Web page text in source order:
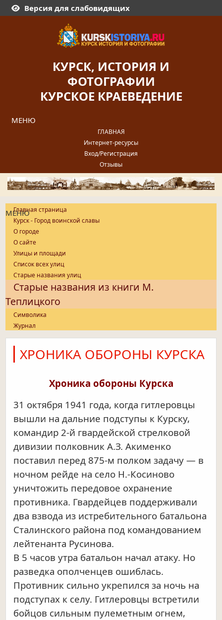
Версия для слабовидящих
КУРСК, ИСТОРИЯ И
ФОТОГРАФИИ
КУРСКОЕ КРАЕВЕДЕНИЕ
МЕНЮ
ГЛАВНАЯ
Интернет-ресурсы
Вход/Регистрация
Отзывы
МЕНЮ
Главная страница
Курск - Город воинской славы
О городе
О сайте
Улицы и площади
Список всех улиц
Старые названия улиц
Старые названия из книги М.
Теплицкого
Символика
Журнал
ХРОНИКА ОБОРОНЫ КУРСКА
Хроника обороны Курска
31 октября 1941 года, когда гитлеровцы
вышли на дальние подступы к Курску,
командир 2-й гвардейской стрелковой
дивизии полковник А.З. Акименко
поставил перед 875-м полком задачу — в
ночном рейде на село Н.-Косиново
уничтожить передовое охранение
противника. Гвардейцев поддерживали
два взвода из истребительного батальона
Сталинского района под командованием
лейтенанта Русинова.
В 5 часов утра батальон начал атаку. Но
разведка ополченцев ошиблась.
Противник сильно укрепился за ночь на
подступах к селу. Гитлеровцы встретили
бойцов сильным пулеметным огнем,